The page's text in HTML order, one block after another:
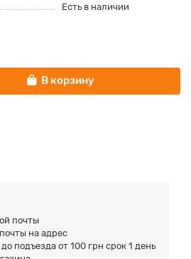
Есть в наличии
В корзину
почты
на адрес
подъезда от 100 грн срок 1 день